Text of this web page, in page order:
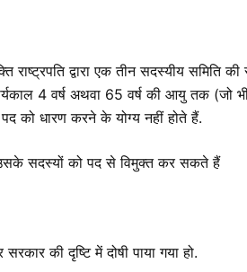
द्वारा एक तीन सदस्यीय समिति
4 वर्ष अथवा 65 वर्ष की आयु तक (जो
को धारण करने के योग्य नहीं होते हैं.
उसके सदस्यों को पद से विमुक्त कर सकते हैं
की दृष्टि में दोषी पाया गया हो.